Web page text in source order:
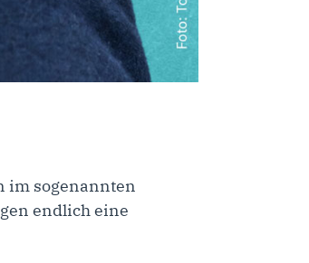
im sogenannten
endlich eine